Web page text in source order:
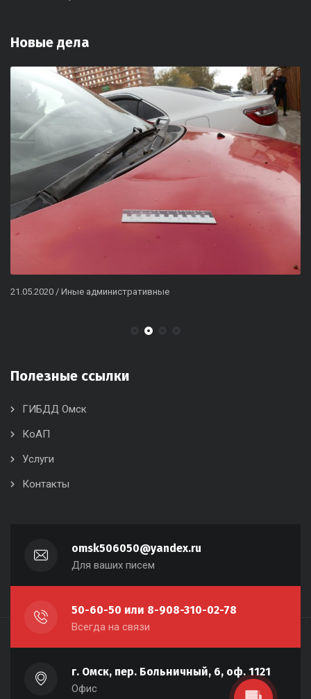
Новые дела
21.05.2020 / Иные административные
Полезные ссылки
ГИБДД Омск
КоАП
Услуги
Контакты
omsk506050@yandex.ru
Для ваших писем
50-60-50 или 8-908-310-02-78
Всегда на связи
г. Омск, пер. Больничный, 6, оф. 1121
Офис